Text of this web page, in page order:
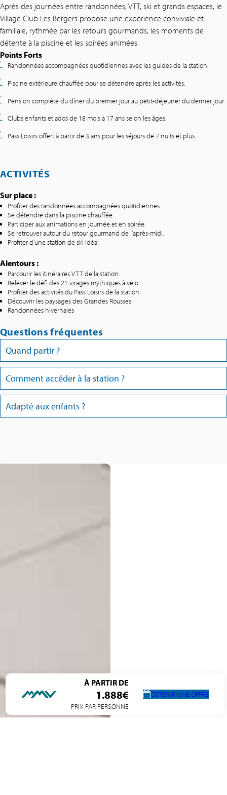
À PARTIR DE
1.888€
PRIX PAR PERSONNE
OBTENIR UNE OFFRE
Après des journées entre randonnées, VTT, ski et grands espaces, le
Village Club Les Bergers propose une expérience conviviale et
familiale, rythmée par les retours gourmands, les moments de
détente à la piscine et les soirées animées.
Points Forts
Randonnées accompagnées quotidiennes avec les guides de la station.
Piscine extérieure chauffée pour se détendre après les activités.
Pension complète du dîner du premier jour au petit-déjeuner du dernier jour.
Clubs enfants et ados de 18 mois à 17 ans selon les âges.
Pass Loisirs offert à partir de 3 ans pour les séjours de 7 nuits et plus.
ACTIVITÉS
Sur place :
Profiter des randonnées accompagnées quotidiennes.
Se détendre dans la piscine chauffée.
Participer aux animations en journée et en soirée.
Se retrouver autour du retour gourmand de l’après-midi.
Profiter d’une station de ski idéal
Alentours :
Parcourir les itinéraires VTT de la station.
Relever le défi des 21 virages mythiques à vélo.
Profiter des activités du Pass Loisirs de la station.
Découvrir les paysages des Grandes Rousses.
Randonnées hivernales
Questions fréquentes
Quand partir ?
Comment accéder à la station ?
Adapté aux enfants ?